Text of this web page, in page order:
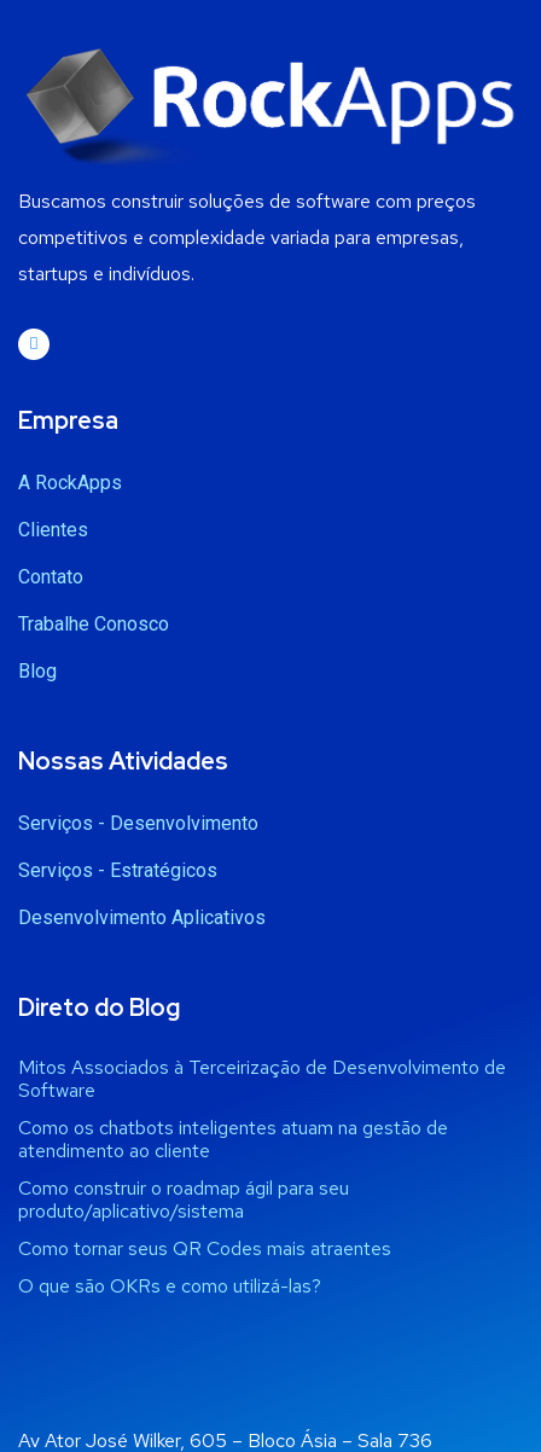
Buscamos construir soluções de software com preços
competitivos e complexidade variada para empresas,
startups e indivíduos.
Empresa
A RockApps
Clientes
Contato
Trabalhe Conosco
Blog
Nossas Atividades
Serviços - Desenvolvimento
Serviços - Estratégicos
Desenvolvimento Aplicativos
Direto do Blog
Mitos Associados à Terceirização de Desenvolvimento de
Software
Como os chatbots inteligentes atuam na gestão de
atendimento ao cliente
Como construir o roadmap ágil para seu
produto/aplicativo/sistema
Como tornar seus QR Codes mais atraentes
O que são OKRs e como utilizá-las?
Av Ator José Wilker, 605 – Bloco Ásia – Sala 736